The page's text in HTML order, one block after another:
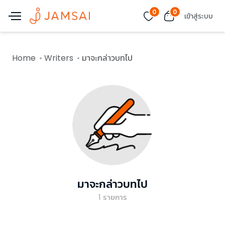
0 0 เข้าสู่ระบบ
Home Writers มาจะกล่าวบทไป
มาจะกล่าวบทไป
1 รายการ